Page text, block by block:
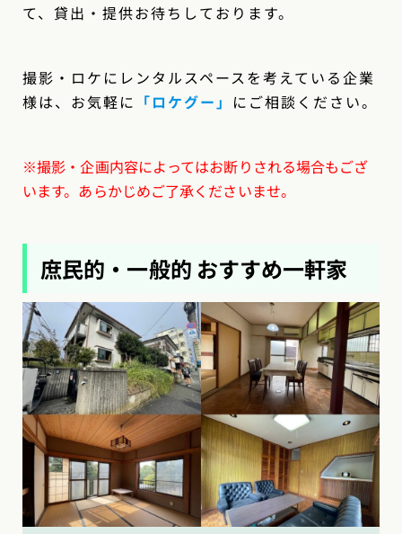
て、貸出・提供お待ちしております。
撮影・ロケにレンタルスペースを考えている企業
様は、お気軽に 「ロケグー 」 にご相談ください。
※撮影・企画内容によってはお断りされる場合もござ
います。あらかじめご了承くださいませ。
庶民的・一般的 おすすめ一軒家